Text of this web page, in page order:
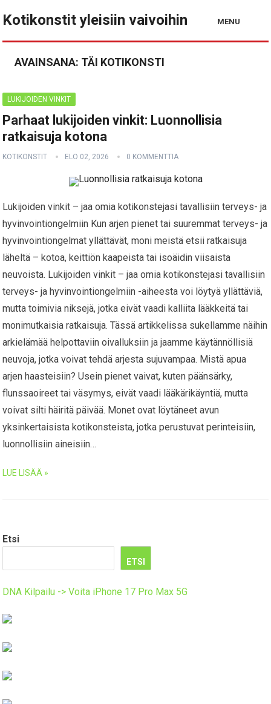
Kotikonstit yleisiin vaivoihin MENU
AVAINSANA: TÄI KOTIKONSTI
LUKIJOIDEN VINKIT
Parhaat lukijoiden vinkit: Luonnollisia
ratkaisuja kotona
KOTIKONSTIT ELO 02, 2026 0 KOMMENTTIA
Lukijoiden vinkit – jaa omia kotikonstejasi tavallisiin terveys- ja
hyvinvointiongelmiin Kun arjen pienet tai suuremmat terveys- ja
hyvinvointiongelmat yllättävät, moni meistä etsii ratkaisuja
läheltä – kotoa, keittiön kaapeista tai isoäidin viisaista
neuvoista. Lukijoiden vinkit – jaa omia kotikonstejasi tavallisiin
terveys- ja hyvinvointiongelmiin -aiheesta voi löytyä yllättäviä,
mutta toimivia niksejä, jotka eivät vaadi kalliita lääkkeitä tai
monimutkaisia ratkaisuja. Tässä artikkelissa sukellamme näihin
arkielämää helpottaviin oivalluksiin ja jaamme käytännöllisiä
neuvoja, jotka voivat tehdä arjesta sujuvampaa. Mistä apua
arjen haasteisiin? Usein pienet vaivat, kuten päänsärky,
flunssaoireet tai väsymys, eivät vaadi lääkärikäyntiä, mutta
voivat silti häiritä päivää. Monet ovat löytäneet avun
yksinkertaisista kotikonsteista, jotka perustuvat perinteisiin,
luonnollisiin aineisiin…
LUE LISÄÄ »
Etsi
ETSI
DNA Kilpailu -> Voita iPhone 17 Pro Max 5G